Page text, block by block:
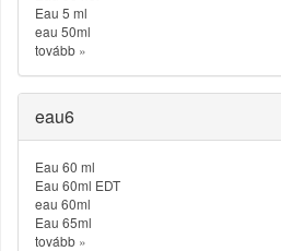
Eau 5 ml
eau 50ml
tovább »
eau6
Eau 60 ml
Eau 60ml EDT
eau 60ml
Eau 65ml
tovább »